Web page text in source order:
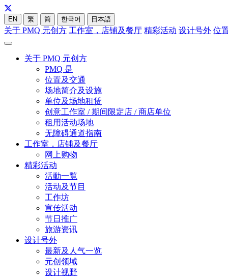
EN 繁 简 한국어 日本語
关于 PMQ 元创方 工作室，店铺及餐厅 精彩活动 设计号外 位
关于 PMQ 元创方
PMQ 是
位置及交通
场地简介及设施
单位及场地租赁
创意工作室 / 期间限定店 / 商店单位
租用活动场地
无障碍通道指南
工作室，店铺及餐厅
网上购物
精彩活动
活動一覧
活动及节目
工作坊
宣传活动
节日推广
旅游资讯
设计号外
最新及人气一览
元创领域
设计视野